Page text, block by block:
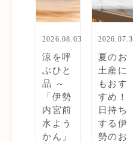
2026.08.03
涼を呼
ぶひと
品 ～
「伊勢
内宮前
水よう
かん」
夏のお
土産に
もおす
すめ！
日持ち
する伊
勢のお